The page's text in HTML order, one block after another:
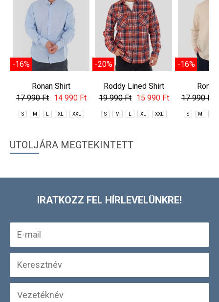
-16%
Ronan Shirt
17 990 Ft
14 990 Ft
S M XL XXL
-20%
Roddy Lined Shirt
19 990 Ft 15 990 Ft
S M XL XXL
-16%
17 990 Ft
S M
UTOLJÁRA MEGTEKINTETT
IRATKOZZ FEL HÍRLEVELÜNKRE!